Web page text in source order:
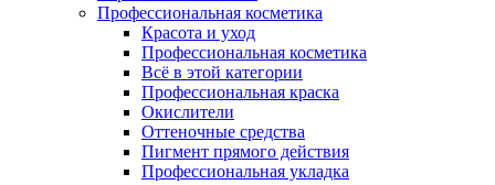
Профессиональная косметика
Красота и уход
Профессиональная косметика
Всё в этой категории
Профессиональная краска
Окислители
Оттеночные средства
Пигмент прямого действия
Профессиональная укладка